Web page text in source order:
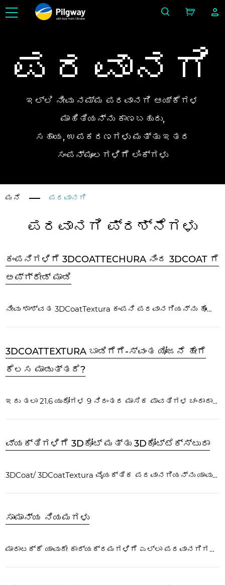
with love from Ukraine
ಪರವಾನಗಿ
ಇಲ್ಲಿ ನೀವು ನಮ್ಮ ಪರವಾನಗಿ ಆಯ್ಕೆಗಳ
ಮಾಹಿತಿಯನ್ನು ಕಾಣಬಹುದು,
ಸಹಾಯ, ಉಪಕರಣಗಳು ಮತ್ತು ಇತರ
ಸಂಪನ್ಮೂಲಗಳಿಗೆ ಲಿಂಕ್‌ಗಳು
ಮನೆ ಪರವಾನಗಿ
ಪರವಾನಗಿ ಪ್ರಶ್ನೆಗಳು
ಕಂಪನಿಗಳಿಗೆ 3DCOATTECHURA ನಿಂದ 3DCOAT ಗೆ
ಅಪ್‌ಗ್ರೇಡ್ ಮಾಡಿ
ನೀವು ಶಾಶ್ವತ 3DCoatTextura ಕಂಪನಿ ಪರವಾನಗಿಯನ್ನು ಹೊಂದಿದ್ದರೆ ಮಾತ್ರ ನೀವು 3DCoat ನಿಂದ 3DCoatTextura ಗೆ ಅಪ್‌ಗ್ರೇಡ್ ಮಾಡಬಹುದು...
3DCOATTEXTURA ಬಾಡಿಗೆಗೆ-ಸ್ವಂತ ಯೋಜನೆ ಹೇಗೆ
ಕೆಲಸ ಮಾಡುತ್ತದೆ?
ಇದು ತಲಾ 21.6 ಯುರೋಗಳ 9 ನಿರಂತರ ಮಾಸಿಕ ಪಾವತಿಗಳ ಚಂದಾದಾರಿಕೆ ಯೋಜನೆಯಾಗಿದೆ. ಪಾವತಿಯು ಮಾಸಿಕ ಆಧಾರದ ಮೇಲೆ ಸ್ವಯಂಚಾಲಿತವಾಗಿ ಸಂಭವಿಸುತ್ತದೆ. ಅಂತಿಮ (9ನೇ) ಪಾವತಿಯೊಂದಿಗೆ ನೀವು ಶಾಶ್ವತ ಪರವಾನಗಿಯನ್ನು ಪಡೆಯುತ್ತೀರಿ...
ವ್ಯಕ್ತಿಗಳಿಗೆ 3Dಕೋಟ್ ಮತ್ತು 3Dಕೋಟ್ಟೆಕ್ಸ್ಟುರಾ
3DCoat/ 3DCoatTextura ವೈಯಕ್ತಿಕ ಪರವಾನಗಿಯನ್ನು ಯಾವುದೇ ವೈಯಕ್ತಿಕ ಬಳಕೆಗಾಗಿ ವಿನ್ಯಾಸಗೊಳಿಸಲಾಗಿದೆ...
ಸಾಮಾನ್ಯ ನಿಯಮಗಳು
ಮಾರಾಟಕ್ಕೆ ಯಾವುದೇ ಕಾರ್ಯಕ್ರಮಗಳಿಗೆ ಎಲ್ಲಾ ಪರವಾನಗಿಗಳು ಈ ಕೆಳಗಿನ ಸಾಮಾನ್ಯ ನಿಯಮಗಳನ್ನು ಹೊಂದಿವೆ: